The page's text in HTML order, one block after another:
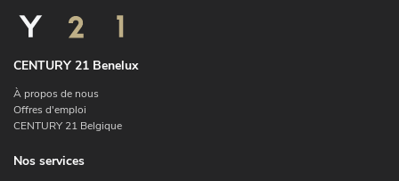
CENTURY 21 Benelux
À propos de nous
Offres d'emploi
CENTURY 21 Belgique
Nos services